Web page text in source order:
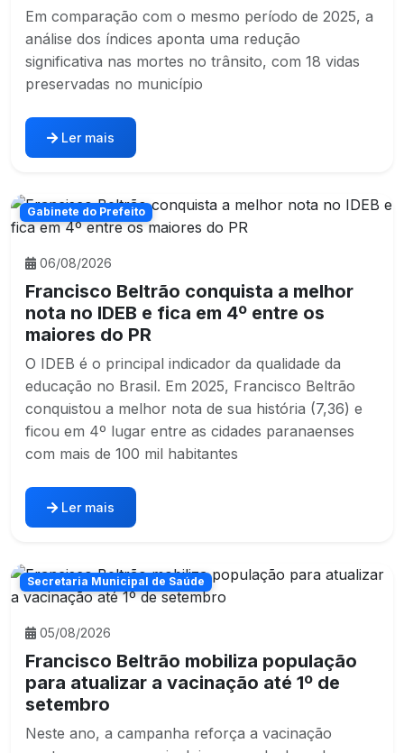
Em comparação com o mesmo período de 2025, a
análise dos índices aponta uma redução
significativa nas mortes no trânsito, com 18 vidas
preservadas no município
Ler mais
Gabinete do Prefeito
06/08/2026
Francisco Beltrão conquista a melhor
nota no IDEB e fica em 4º entre os
maiores do PR
O IDEB é o principal indicador da qualidade da
educação no Brasil. Em 2025, Francisco Beltrão
conquistou a melhor nota de sua história (7,36) e
ficou em 4º lugar entre as cidades paranaenses
com mais de 100 mil habitantes
Ler mais
Secretaria Municipal de Saúde
05/08/2026
Francisco Beltrão mobiliza população
para atualizar a vacinação até 1º de
setembro
Neste ano, a campanha reforça a vacinação